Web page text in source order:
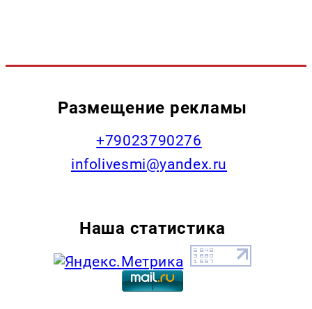
Размещение рекламы
+79023790276
infolivesmi@yandex.ru
Наша статистика